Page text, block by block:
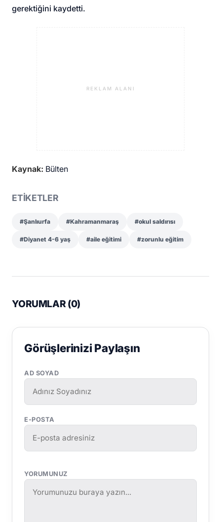
gerektiğini kaydetti.
REKLAM ALANI
Kaynak: Bülten
ETİKETLER
#Şanlıurfa #Kahramanmaraş #okul saldırısı
#Diyanet 4-6 yaş #aile eğitimi #zorunlu eğitim
YORUMLAR (0)
Görüşlerinizi Paylaşın
AD SOYAD
E-POSTA
YORUMUNUZ